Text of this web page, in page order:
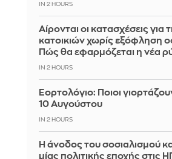
IN 2 HOURS
Αίρονται οι κατασχέσεις
κατοικιών χωρίς εξόφληση
Πώς θα εφαρμόζεται η νέα
IN 2 HOURS
Εορτολόγιο: Ποιοι
10 Αυγούστου
IN 2 HOURS
Η άνοδος του σοσιαλισμού
μίας πολιτικής εποχής στις